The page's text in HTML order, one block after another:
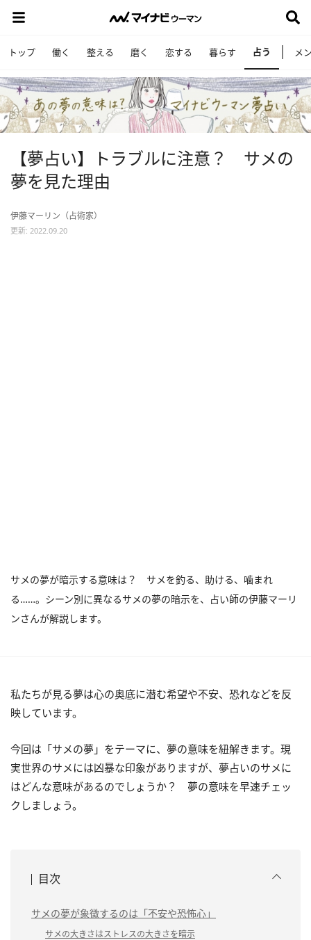
トップ 働く 整える 磨く 恋する 暮らす 占う メ
【夢占い】トラブルに注意？ サメの
夢を見た理由
伊藤マーリン（占術家）
更新: 2022.09.20
サメの夢が暗示する意味は？ サメを釣る、助ける、噛まれ
る……。シーン別に異なるサメの夢の暗示を、占い師の伊藤マーリ
ンさんが解説します。
私たちが見る夢は心の奥底に潜む希望や不安、恐れなどを反
映しています。
今回は「サメの夢」をテーマに、夢の意味を紐解きます。現
実世界のサメには凶暴な印象がありますが、夢占いのサメに
はどんな意味があるのでしょうか？ 夢の意味を早速チェッ
クしましょう。
目次
サメの夢が象徴するのは「不安や恐怖心」
サメの大きさはストレスの大きさを暗示